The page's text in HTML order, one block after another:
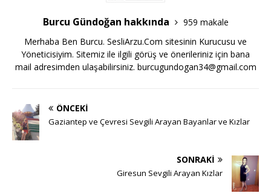
Burcu Gündoğan hakkında
959 makale
Merhaba Ben Burcu. SesliArzu.Com sitesinin Kurucusu ve
Yöneticisiyim. Sitemiz ile ilgili görüş ve önerileriniz için bana
mail adresimden ulaşabilirsiniz. burcugundogan34@gmail.com
ÖNCEKI
Gaziantep ve Çevresi Sevgili Arayan Bayanlar ve Kızlar
SONRAKI
Giresun Sevgili Arayan Kızlar